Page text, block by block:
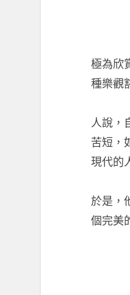
極為欣
種樂觀
人說，
苦短，
現代的
於是，
個完美